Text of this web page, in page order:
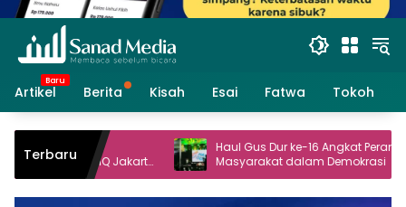
Artikel Berita Kisah Esai Fatwa Tokoh
Terbaru
Jakarta
Haul Gus Dur ke-16 Angkat Peran
Masyarakat dalam Demokrasi